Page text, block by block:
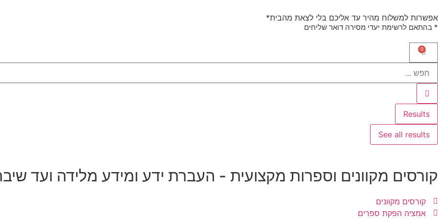
אפשרות למשלוח מהיר עד אליכם בלי לצאת מהבית*
* בהתאם לרשימת יעדי מסירה דואר שליחים
0
Results
See all results
קורסים מקוונים וספרות מקצועית - העברת ידע ומידע מלידה ועד
קורסים מקוונים
אמציה הפקת ספרים